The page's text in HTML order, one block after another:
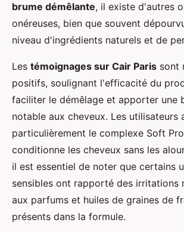
brume démêlante, il existe d'autres
onéreuses, bien que souvent
niveau d'ingrédients naturels et de
Les témoignages sur Cair Paris sont
positifs, soulignant l'efficacité du
faciliter le démêlage et apporter une
notable aux cheveux. Les utilisateurs
particulièrement le complexe Soft
conditionne les cheveux sans les
il est essentiel de noter que certains
sensibles ont rapporté des irritations
aux parfums et huiles de graines de
présents dans la formule.